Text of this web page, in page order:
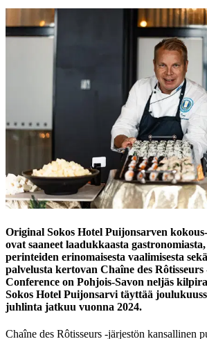
Original Sokos Hotel Puijonsarven
ovat saaneet laadukkaasta
perinteiden erinomaisesta vaalimisesta
palvelusta kertovan Chaîne des
Conference on Pohjois-Savon neljäs
Sokos Hotel Puijonsarvi täyttää
juhlinta jatkuu vuonna 2024.
Chaîne des Rôtisseurs -järjestön kansallinen